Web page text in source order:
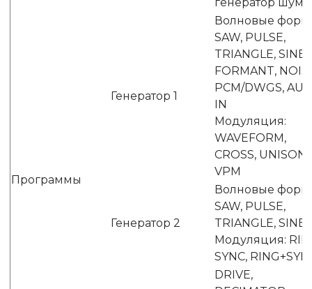
Программы
Генератор 1
Волновые
SAW, PULSE,
TRIANGLE, SINE,
FORMANT,
PCM/DWGS,
IN
Модуляция:
WAVEFORM,
CROSS, UNISON,
VPM
Генератор 2
Волновые
SAW, PULSE,
TRIANGLE, SINE
Модуляция:
SYNC,
DRIVE,